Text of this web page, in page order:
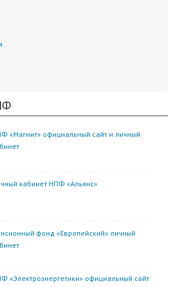
«Магнит» официальный сайт и личный
кабинет НПФ «Альянс»
фонд «Европейский» личный
«Электроэнергетики» официальный сайт